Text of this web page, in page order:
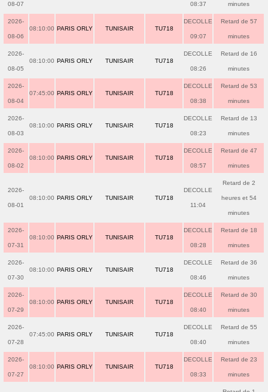
08-07 08:37 minutes
2026-
08-06
08:10:00 PARIS ORLY TUNISAIR TU718
DECOLLE
09:07
Retard de 57
minutes
2026-
08-05
08:10:00 PARIS ORLY TUNISAIR TU718
DECOLLE
08:26
Retard de 16
minutes
2026-
08-04
07:45:00 PARIS ORLY TUNISAIR TU718
DECOLLE
08:38
Retard de 53
minutes
2026-
08-03
08:10:00 PARIS ORLY TUNISAIR TU718
DECOLLE
08:23
Retard de 13
minutes
2026-
08-02
08:10:00 PARIS ORLY TUNISAIR TU718
DECOLLE
08:57
Retard de 47
minutes
2026-
08-01
08:10:00 PARIS ORLY TUNISAIR TU718
DECOLLE
11:04
Retard de 2
heures et 54
minutes
2026-
07-31
08:10:00 PARIS ORLY TUNISAIR TU718
DECOLLE
08:28
Retard de 18
minutes
2026-
07-30
08:10:00 PARIS ORLY TUNISAIR TU718
DECOLLE
08:46
Retard de 36
minutes
2026-
07-29
08:10:00 PARIS ORLY TUNISAIR TU718
DECOLLE
08:40
Retard de 30
minutes
2026-
07-28
07:45:00 PARIS ORLY TUNISAIR TU718
DECOLLE
08:40
Retard de 55
minutes
2026-
07-27
08:10:00 PARIS ORLY TUNISAIR TU718
DECOLLE
08:33
Retard de 23
minutes